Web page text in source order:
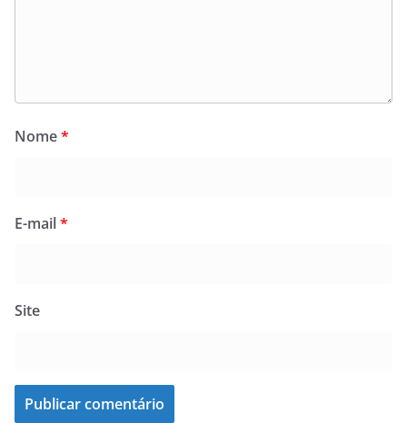
Nome*
E-mail*
Site